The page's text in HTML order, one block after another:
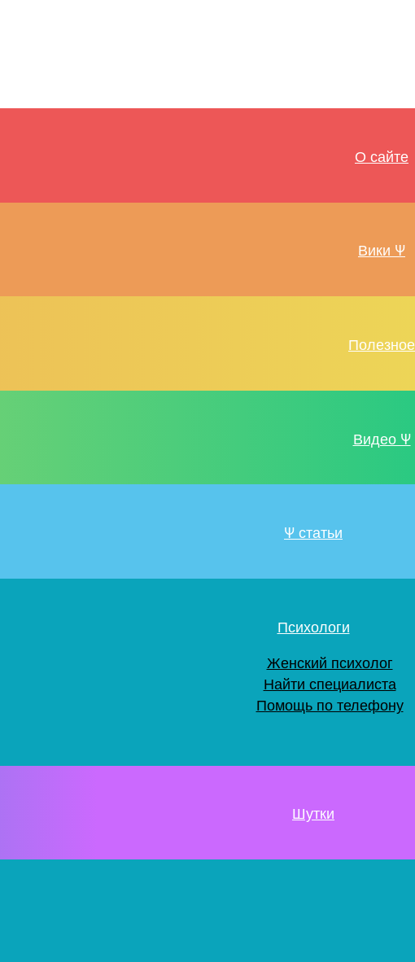
О сайте
Вики Ψ
Полезное
Видео Ψ
Ψ статьи
Психологи
Женский психолог
Найти специалиста
Помощь по телефону
Шутки